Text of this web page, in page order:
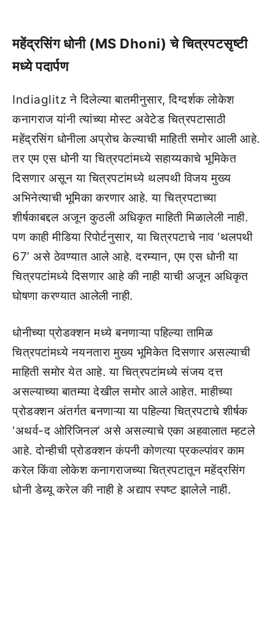
महेंद्रसिंग धोनी (MS Dhoni) चे चित्रपटसृष्टी
मध्ये पदार्पण
Indiaglitz ने दिलेल्या बातमीनुसार, दिग्दर्शक लोकेश
कनागराज यांनी त्यांच्या मोस्ट अवेटेड चित्रपटासाठी
महेंद्रसिंग धोनीला अप्रोच केल्याची माहिती समोर आली आहे.
तर एम एस धोनी या चित्रपटांमध्ये सहाय्यकाचे भूमिकेत
दिसणार असून या चित्रपटांमध्ये थलपथी विजय मुख्य
अभिनेत्याची भूमिका करणार आहे. या चित्रपटाच्या
शीर्षकाबद्दल अजून कुठली अधिकृत माहिती मिळालेली नाही.
पण काही मीडिया रिपोर्टनुसार, या चित्रपटाचे नाव ‘थलपथी
67’ असे ठेवण्यात आले आहे. दरम्यान, एम एस धोनी या
चित्रपटांमध्ये दिसणार आहे की नाही याची अजून अधिकृत
घोषणा करण्यात आलेली नाही.
धोनीच्या प्रोडक्शन मध्ये बनणाऱ्या पहिल्या तामिळ
चित्रपटांमध्ये नयनतारा मुख्य भूमिकेत दिसणार असल्याची
माहिती समोर येत आहे. या चित्रपटांमध्ये संजय दत्त
असल्याच्या बातम्या देखील समोर आले आहेत. माहीच्या
प्रोडक्शन अंतर्गत बनणाऱ्या या पहिल्या चित्रपटाचे शीर्षक
‘अथर्व-द ओरिजिनल’ असे असल्याचे एका अहवालात म्हटले
आहे. दोन्हीची प्रोडक्शन कंपनी कोणत्या प्रकल्पांवर काम
करेल किंवा लोकेश कनागराजच्या चित्रपटातून महेंद्रसिंग
धोनी डेब्यू करेल की नाही हे अद्याप स्पष्ट झालेले नाही.